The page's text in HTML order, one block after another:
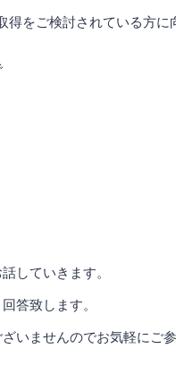
得をご検討されている方に
していきます。
答致します。
いませんのでお気軽にご